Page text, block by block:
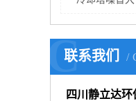
联系我们
C
四川静立达环